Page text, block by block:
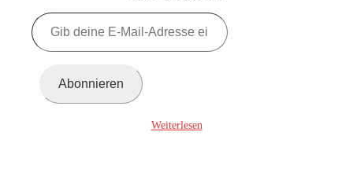
Gib
deine
E-
Abonnieren
Weiterlesen